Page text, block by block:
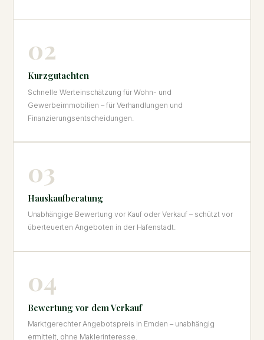
02
Kurzgutachten
Schnelle Werteinschätzung für Wohn- und
Gewerbeimmobilien – für Verhandlungen und
Finanzierungsentscheidungen.
03
Hauskaufberatung
Unabhängige Bewertung vor Kauf oder Verkauf – schützt vor
überteuerten Angeboten in der Hafenstadt.
04
Bewertung vor dem Verkauf
Marktgerechter Angebotspreis in Emden – unabhängig
ermittelt, ohne Maklerinteresse.